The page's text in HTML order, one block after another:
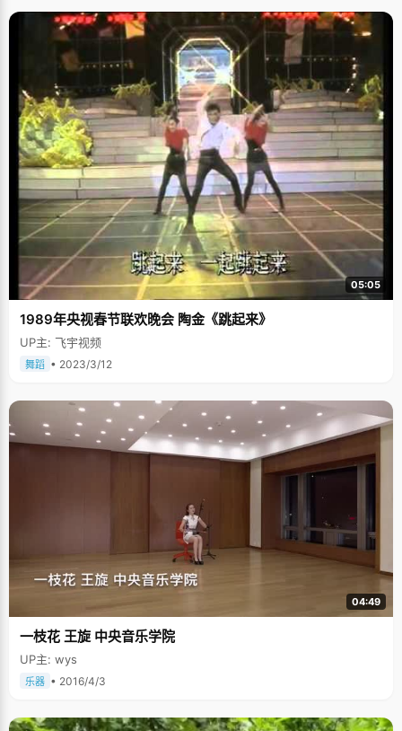
欢看电视，看小说，跟朋友出去玩。"我知道作业是有尽头的，做完了就可以
做自己喜欢的事情，于是就想办法提高学习效率，缩短做题时间"，陈昱嘉发
现上课认真听，做作业的时候思路会很快，于是上课更加认真。这样一连串
的良好反应的结果就是，陈昱嘉锻炼出了高效率的学习能力。别的同学一节
课才能完成的作业，她不到二十分钟就完成了。 每个人做事的态度和想法不
同往往就会得到不一样的结果。当我们在抱怨一件事情很烦或者老做不完的
时候，无妨学一下陈昱嘉乐观积极的想法，凡事换个角度，就能得到惊奇的
结果。 陈昱嘉的"快"还体现在看书上。看书是陈昱嘉从小的习惯，来自家庭
的学习氛围很好，家里眼睛所及的地方都是书籍、报纸。陈昱嘉高中时候担
任班级里的学习委员，负责发报刊杂志，她每次都以最快的速度把这些读物
都看完，然后再发给大家，丝毫没有影响到其他同学的阅读。 陈昱嘉擅于总
结，每个学科都有一本改错本，不同的是，她的改错本是由一张张纸条拼贴
而成的。"每次抄题太浪费时间，我干脆就把错题从作业本上和试卷上直接减
下来，贴在笔记本上，既节省了时间，又清楚的保留了做错时候的证据"，陈
昱嘉呵呵的笑了起来，"我的作业本是试卷都是支离破碎的，改错本则像个面
包一样。" 同学里的电脑小帮手 陈昱嘉的高中同桌是个电脑大人，对于电脑
知识非常精通，受同桌的影响，陈昱嘉迷上了电脑，开始订阅一些计算机类
的报纸和杂志，《计算机报》是每期必看的。通过请教同桌和自己的学习，
陈昱嘉懂得了很多电脑知识，实践的第一站就是到电脑超市买了散装的电脑
配件回家，组装了家里第一台电脑，陈昱嘉说，"一般的电脑问题我都自己解
箱来找陈昱嘉，其中不乏男生的身影，"他们把电脑搬到宿舍楼下，给我打电
话，我下去把机箱搬上楼，修好了再给他们搬下去"。 喜欢纳达尔，自学西班
牙语 大概四年前的一天中午，陈昱嘉吃饭的时候，电视正在放一场网球赛，
她看了一会，感觉很有意思，尤其是参赛的一个选手精神特别好，非常执
孩子还专业、疯狂，大家对她都是一副顶礼膜拜状的敬佩。 陈昱嘉对纳达尔
的追迷到了狂热的状态，为了得到第一手关于纳达尔的讯息，陈昱嘉特意买
了西班牙语的书和磁带自学西班牙语，还组织大家进行西班牙语大赛，陈昱
嘉特别自豪的说，"我的西班牙语没有考过级，但是基本的听说都是没问题
的"。她每天早上起床第一件事就是将国外网站上纳达尔的球讯和新闻，翻译
成中文转帖到纳达尔fans贴吧里。每天中午有体育快讯，陈昱嘉故意的磨磨
称头疼发热的小病情，请假回家偷偷看球赛，至今觉得挺内疚的，挺对不起
老师的关心"，陈昱嘉伟自己的谎言感到内疚，垂了眼眉。 作为纳达尔的大
fans，陈昱嘉有很多关于纳达尔的收藏，说着，只见她从身后的大书包里掏
出一堆东西，有纳达尔的传记，有签名照，合影，签名T恤，真是丰富的收
藏。她特别兴奋的给我们一一讲解了这些物品的来历，比谈起学习时候更有
劲头。不禁感慨，真是个精力旺盛的女孩，不过难得的是，她能将对明星的
喜欢变成精神上的东西，学习上的助推。
05:05
1989年央视春节联欢晚会 陶金《跳起来》
UP主: 飞宇视频
舞蹈 • 2023/3/12
04:49
一枝花 王旋 中央音乐学院
UP主: wys
乐器 • 2016/4/3